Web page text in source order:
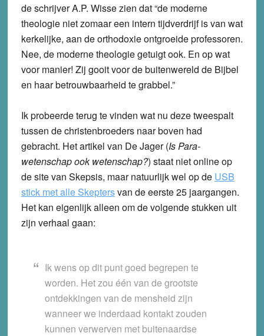
de schrijver A.P. Wisse zien dat “de moderne
theologie niet zomaar een intern tijdverdrijf is van wat
kerkelijke, aan de orthodoxie ontgroeide professoren.
Nee, de moderne theologie getuigt ook. En op wat
voor manier! Zij gooit voor de buitenwereld de Bijbel
en haar betrouwbaarheid te grabbel.”
Ik probeerde terug te vinden wat nu deze tweespalt
tussen de christenbroeders naar boven had
gebracht. Het artikel van De Jager (Is Para-
wetenschap ook wetenschap?) staat niet online op
de site van Skepsis, maar natuurlijk wel op de USB
stick met alle Skeptersvan de eerste 25 jaargangen.
Het kan eigenlijk alleen om de volgende stukken uit
zijn verhaal gaan:
Ik wens op dit punt goed begrepen te
worden. Het zou één van de grootste
ontdekkingen van de mensheid zijn
wanneer we inderdaad kontakt zouden
kunnen verwerven met buitenaardse